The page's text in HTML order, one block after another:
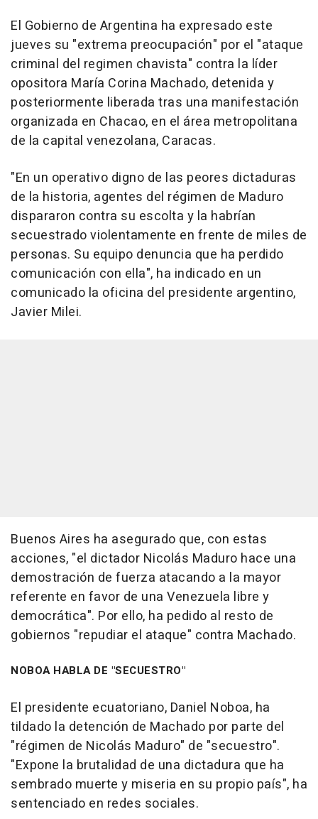
El Gobierno de Argentina ha expresado este
jueves su "extrema preocupación" por el "ataque
criminal del regimen chavista" contra la líder
opositora María Corina Machado, detenida y
posteriormente liberada tras una manifestación
organizada en Chacao, en el área metropolitana
de la capital venezolana, Caracas.
"En un operativo digno de las peores dictaduras
de la historia, agentes del régimen de Maduro
dispararon contra su escolta y la habrían
secuestrado violentamente en frente de miles de
personas. Su equipo denuncia que ha perdido
comunicación con ella", ha indicado en un
comunicado la oficina del presidente argentino,
Javier Milei.
Buenos Aires ha asegurado que, con estas
acciones, "el dictador Nicolás Maduro hace una
demostración de fuerza atacando a la mayor
referente en favor de una Venezuela libre y
democrática". Por ello, ha pedido al resto de
gobiernos "repudiar el ataque" contra Machado.
NOBOA HABLA DE "SECUESTRO"
El presidente ecuatoriano, Daniel Noboa, ha
tildado la detención de Machado por parte del
"régimen de Nicolás Maduro" de "secuestro".
"Expone la brutalidad de una dictadura que ha
sembrado muerte y miseria en su propio país", ha
sentenciado en redes sociales.